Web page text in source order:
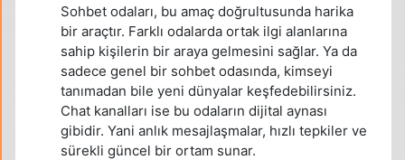
Sohbet odaları, bu amaç doğrultusunda harika
bir araçtır. Farklı odalarda ortak ilgi alanlarına
sahip kişilerin bir araya gelmesini sağlar. Ya da
sadece genel bir sohbet odasında, kimseyi
tanımadan bile yeni dünyalar keşfedebilirsiniz.
Chat kanalları ise bu odaların dijital aynası
gibidir. Yani anlık mesajlaşmalar, hızlı tepkiler ve
sürekli güncel bir ortam sunar.